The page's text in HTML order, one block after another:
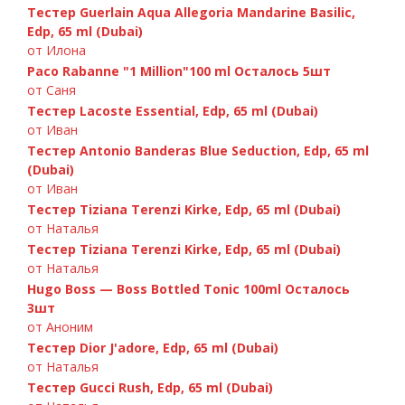
Chanel «Bleu de Chanel», 100 ml
Тестер Guerlain Aqua Allegoria Mandarine Basilic,
Edp, 65 ml (Dubai)
от Илона
Paco Rabanne "1 Million"100 ml Осталось 5шт
от Саня
Тестер Lacoste Essential, Edp, 65 ml (Dubai)
от Иван
Тестер Antonio Banderas Blue Seduction, Edp, 65 ml
(Dubai)
от Иван
Тестер Tiziana Terenzi Kirke, Edp, 65 ml (Dubai)
от Наталья
Тестер Tiziana Terenzi Kirke, Edp, 65 ml (Dubai)
от Наталья
Hugo Boss — Boss Bottled Tonic 100ml Осталось
3шт
от Аноним
Тестер Dior J'adore, Edp, 65 ml (Dubai)
от Наталья
Тестер Gucci Rush, Edp, 65 ml (Dubai)